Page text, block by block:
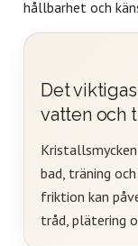
hållbarhet och
Det
vatten och
bad, träning
friktion kan
tråd, plätering